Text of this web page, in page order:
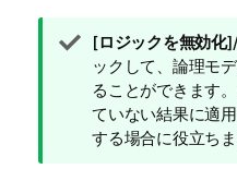
ヒ
ン
ト
メ
モ
[ロジックを無効化
ックして、論理モ
ることができます
ていない結果に適
する場合に役立ちま